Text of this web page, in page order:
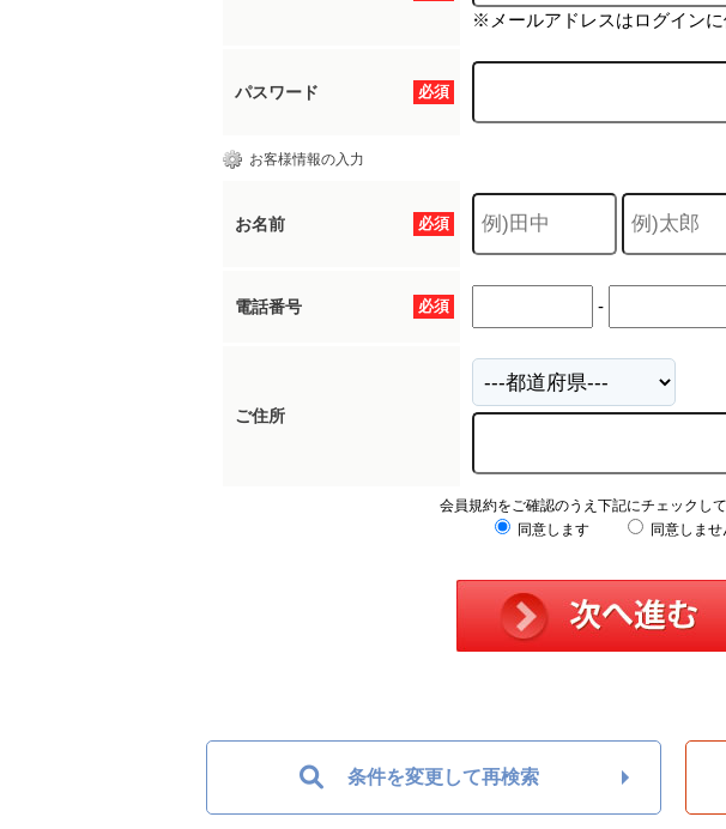
※メールアドレスはログインに
必須
パスワード
お客様情報の入力
必須
お名前
必須
電話番号 -
ご住所
会員規約をご確認のうえ下記にチェックして
同意します
同意しませ
条件を変更して再検索